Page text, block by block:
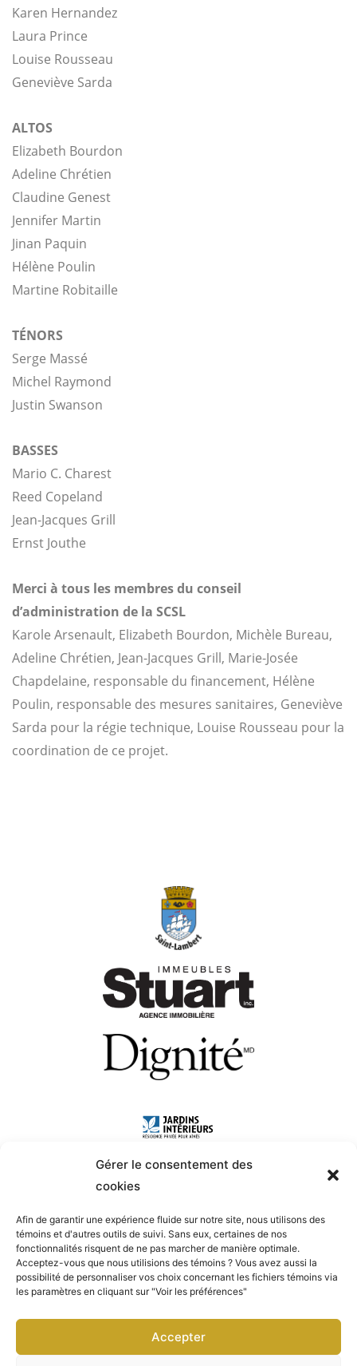
Gérer le consentement des
cookies
Afin de garantir une expérience fluide sur notre site, nous utilisons des
témoins et d'autres outils de suivi. Sans eux, certaines de nos
fonctionnalités risquent de ne pas marcher de manière optimale.
Acceptez-vous que nous utilisions des témoins ? Vous avez aussi la
possibilité de personnaliser vos choix concernant les fichiers témoins via
les paramètres en cliquant sur "Voir les préférences"
Accepter
Karen Hernandez
Laura Prince
Louise Rousseau
Geneviève Sarda
ALTOS
Elizabeth Bourdon
Adeline Chrétien
Claudine Genest
Jennifer Martin
Jinan Paquin
Hélène Poulin
Martine Robitaille
TÉNORS
Serge Massé
Michel Raymond
Justin Swanson
BASSES
Mario C. Charest
Reed Copeland
Jean-Jacques Grill
Ernst Jouthe
Merci à tous les membres du conseil
d’administration de la SCSL
Karole Arsenault, Elizabeth Bourdon, Michèle Bureau,
Adeline Chrétien, Jean-Jacques Grill, Marie-Josée
Chapdelaine, responsable du financement, Hélène
Poulin, responsable des mesures sanitaires, Geneviève
Sarda pour la régie technique, Louise Rousseau pour la
coordination de ce projet.